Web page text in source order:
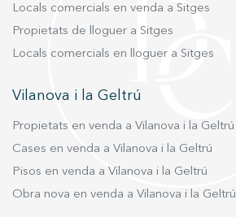
Locals comercials en venda a Sitges
Propietats de lloguer a Sitges
Locals comercials en lloguer a Sitges
Vilanova i la Geltrú
Propietats en venda a Vilanova i la Geltrú
Cases en venda a Vilanova i la Geltrú
Pisos en venda a Vilanova i la Geltrú
Obra nova en venda a Vilanova i la Geltrú